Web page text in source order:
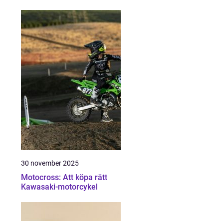
30 november 2025
Motocross: Att köpa rätt
Kawasaki-motorcykel